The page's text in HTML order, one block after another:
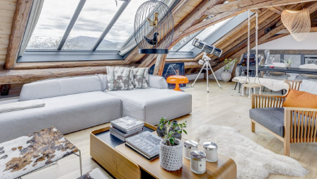
Idées Déco En 10 Photos
La Semaine Décoration Et Design
Maison En Ville
Méli-Mélo Suédois
Publi Reportage
Tendance
Interieurs Scandinaves
La Décoration Selon Votre Signe Astrologique
Les Trouvailles Déco Du Jour
Loft
Maison Appartement Écologique
Maison Container/container House
Maison D'hôtes
Maison Et Appartement Vintage
On Décode La Déco
Petite Surface
Piscine Question De Style
Renovation